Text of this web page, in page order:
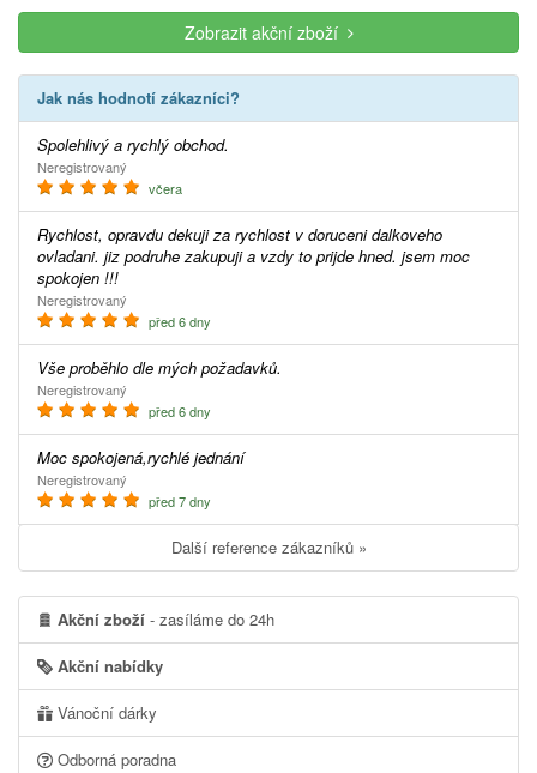
Zobrazit akční zboží
Jak nás hodnotí zákazníci?
Spolehlivý a rychlý obchod.
Neregistrovaný
včera
Rychlost, opravdu dekuji za rychlost v doruceni dalkoveho
ovladani. jiz podruhe zakupuji a vzdy to prijde hned. jsem moc
spokojen !!!
Neregistrovaný
před 6 dny
Vše proběhlo dle mých požadavků.
Neregistrovaný
před 6 dny
Moc spokojená,rychlé jednání
Neregistrovaný
před 7 dny
Další reference zákazníků »
Akční zboží - zasíláme do 24h
Akční nabídky
Vánoční dárky
Odborná poradna